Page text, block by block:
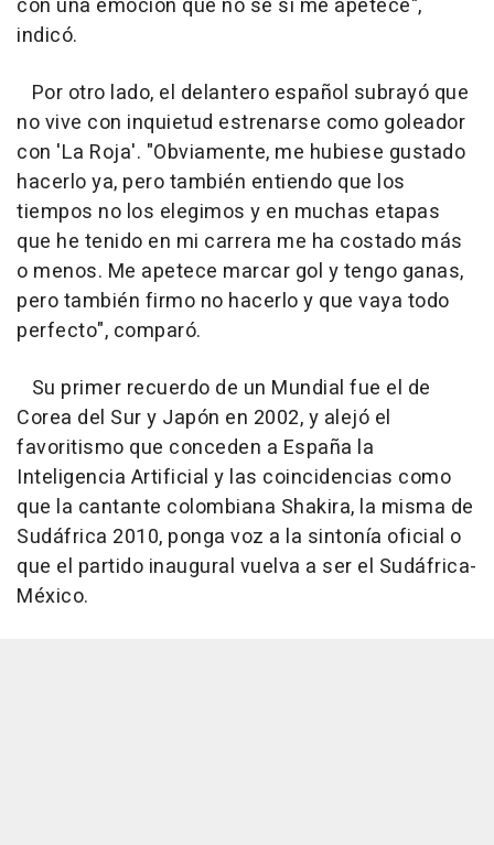
con una emoción que no sé si me apetece",
indicó.
Por otro lado, el delantero español subrayó que
no vive con inquietud estrenarse como goleador
con 'La Roja'. "Obviamente, me hubiese gustado
hacerlo ya, pero también entiendo que los
tiempos no los elegimos y en muchas etapas
que he tenido en mi carrera me ha costado más
o menos. Me apetece marcar gol y tengo ganas,
pero también firmo no hacerlo y que vaya todo
perfecto", comparó.
Su primer recuerdo de un Mundial fue el de
Corea del Sur y Japón en 2002, y alejó el
favoritismo que conceden a España la
Inteligencia Artificial y las coincidencias como
que la cantante colombiana Shakira, la misma de
Sudáfrica 2010, ponga voz a la sintonía oficial o
que el partido inaugural vuelva a ser el Sudáfrica-
México.